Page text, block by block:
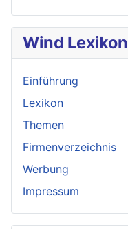
Wind Lexikon
Einführung
Lexikon
Themen
Firmenverzeichnis
Werbung
Impressum